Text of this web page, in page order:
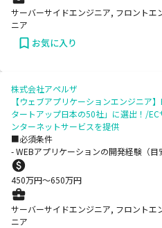
サーバーサイドエンジニア, フロントエ
ニア
お気に入り
株式会社アペルザ
【ウェブアプリケーションエンジニア
タートアップ日本の50社」に選出！/
ンターネットサービスを提供
■必須条件
- WEBアプリケーションの開発経験（目
450万円〜650万円
サーバーサイドエンジニア, フロントエ
ニア